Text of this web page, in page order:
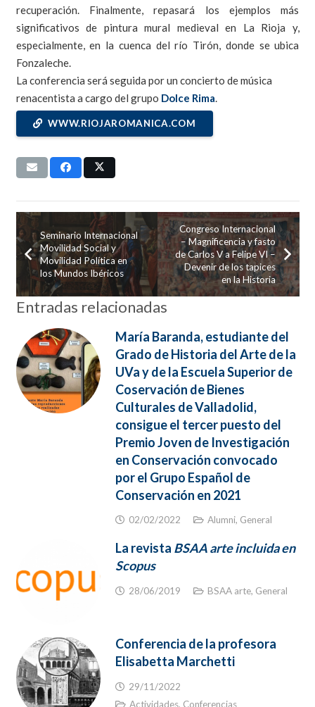
recuperación. Finalmente, repasará los ejemplos más
significativos de pintura mural medieval en La Rioja y,
especialmente, en la cuenca del río Tirón, donde se ubica
Fonzaleche.
La conferencia será seguida por un concierto de música
renacentista a cargo del grupo Dolce Rima.
WWW.RIOJAROMANICA.COM
Seminario Internacional
Movilidad Social y
Movilidad Política en
los Mundos Ibéricos
Congreso Internacional
– Magnificencia y fasto
de Carlos V a Felipe VI –
Devenir de los tapices
en la Historia
Entradas relacionadas
María Baranda, estudiante del
Grado de Historia del Arte de la
UVa y de la Escuela Superior de
Coservación de Bienes
Culturales de Valladolid,
consigue el tercer puesto del
Premio Joven de Investigación
en Conservación convocado
por el Grupo Español de
Conservación en 2021
02/02/2022 Alumni, General
La revista BSAA arte incluida en
Scopus
28/06/2019 BSAA arte, General
Conferencia de la profesora
Elisabetta Marchetti
29/11/2022
Actividades, Conferencias